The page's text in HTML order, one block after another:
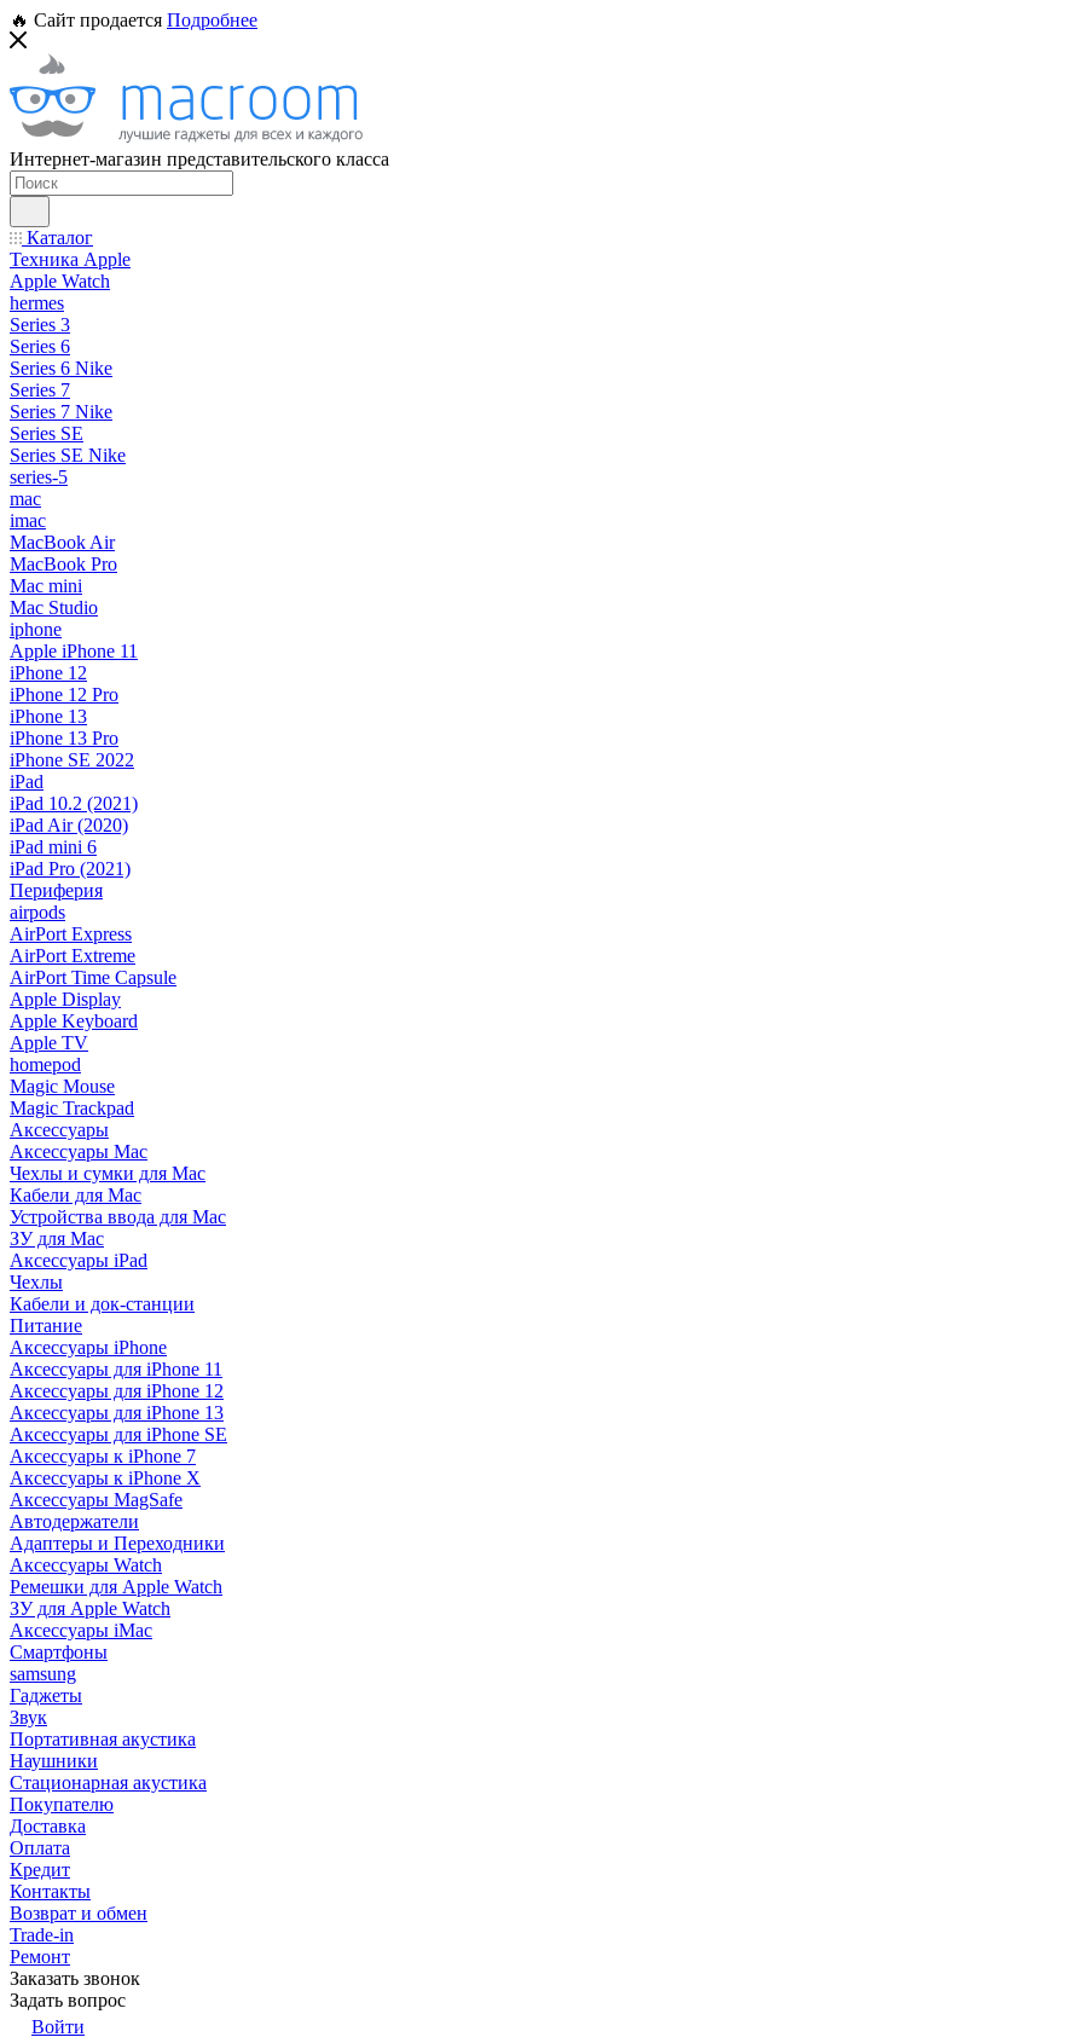
🔥 Сайт продается Подробнее
Интернет-магазин представительского класса
Каталог
Техника Apple
Apple Watch
hermes
Series 3
Series 6
Series 6 Nike
Series 7
Series 7 Nike
Series SE
Series SE Nike
series-5
mac
imac
MacBook Air
MacBook Pro
Mac mini
Mac Studio
iphone
Apple iPhone 11
iPhone 12
iPhone 12 Pro
iPhone 13
iPhone 13 Pro
iPhone SE 2022
iPad
iPad 10.2 (2021)
iPad Air (2020)
iPad mini 6
iPad Pro (2021)
Периферия
airpods
AirPort Express
AirPort Extreme
AirPort Time Capsule
Apple Display
Apple Keyboard
Apple TV
homepod
Magic Mouse
Magic Trackpad
Аксессуары
Аксессуары Mac
Чехлы и сумки для Mac
Кабели для Mac
Устройства ввода для Mac
ЗУ для Mac
Аксессуары iPad
Чехлы
Кабели и док-станции
Питание
Аксессуары iPhone
Аксессуары для iPhone 11
Аксессуары для iPhone 12
Аксессуары для iPhone 13
Аксессуары для iPhone SE
Аксессуары к iPhone 7
Аксессуары к iPhone X
Аксессуары MagSafe
Автодержатели
Адаптеры и Переходники
Аксессуары Watch
Ремешки для Apple Watch
ЗУ для Apple Watch
Аксессуары iMac
Смартфоны
samsung
Гаджеты
Звук
Портативная акустика
Наушники
Стационарная акустика
Покупателю
Доставка
Оплата
Кредит
Контакты
Возврат и обмен
Trade-in
Ремонт
Заказать звонок
Задать вопрос
Войти